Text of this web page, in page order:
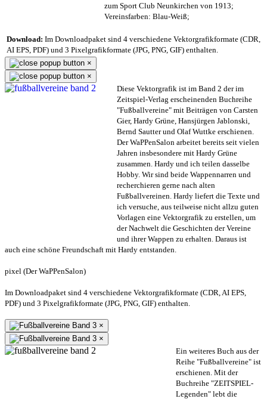
zum Sport Club Neunkirchen von 1913;
Vereinsfarben: Blau-Weiß;
Download: Im Downloadpaket sind 4 verschiedene Vektorgrafikformate (CDR,
AI EPS, PDF) und 3 Pixelgrafikformate (JPG, PNG, GIF) enthalten.
×
×
Diese Vektorgrafik ist im Band 2 der im
Zeitspiel-Verlag erscheinenden Buchreihe
"Fußballvereine" mit Beiträgen von Carsten
Gier, Hardy Grüne, Hansjürgen Jablonski,
Bernd Sautter und Olaf Wuttke erschienen.
Der WaPPenSalon arbeitet bereits seit vielen
Jahren insbesondere mit Hardy Grüne
zusammen. Hardy und ich teilen dasselbe
Hobby. Wir sind beide Wappennarren und
recherchieren gerne nach alten
Fußballvereinen. Hardy liefert die Texte und
ich versuche, aus teilweise nicht allzu guten
Vorlagen eine Vektorgrafik zu erstellen, um
der Nachwelt die Geschichten der Vereine
und ihrer Wappen zu erhalten. Daraus ist
auch eine schöne Freundschaft mit Hardy entstanden.
pixel (Der WaPPenSalon)
Im Downloadpaket sind 4 verschiedene Vektorgrafikformate (CDR, AI EPS,
PDF) und 3 Pixelgrafikformate (JPG, PNG, GIF) enthalten.
×
×
Ein weiteres Buch aus der
Reihe "Fußballvereine" ist
erschienen. Mit der
Buchreihe "ZEITSPIEL-
Legenden" lebt die